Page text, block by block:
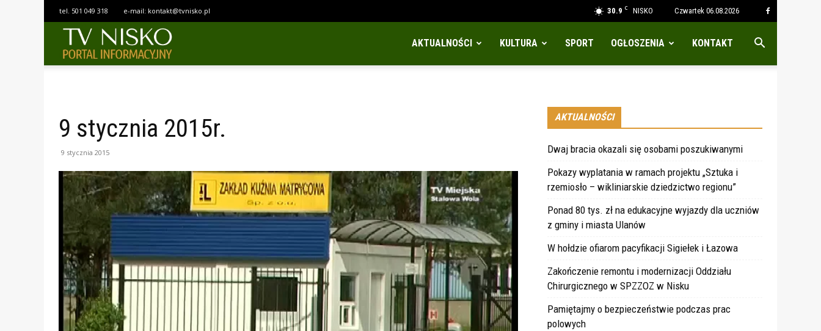
30.9 C NISKO Czwartek 06.08.2026
tel. 501 049 318 e-mail: kontakt@tvnisko.pl
AKTUALNOŚCI KULTURA SPORT OGŁOSZENIA KONTAKT
9 stycznia 2015r.
9 stycznia 2015
AKTUALNOŚCI
Dwaj bracia okazali się osobami poszukiwanymi
Pokazy wyplatania w ramach projektu „Sztuka i
rzemiosło – wikliniarskie dziedzictwo regionu”
Ponad 80 tys. zł na edukacyjne wyjazdy dla uczniów
z gminy i miasta Ulanów
W hołdzie ofiarom pacyfikacji Sigiełek i Łazowa
Zakończenie remontu i modernizacji Oddziału
Chirurgicznego w SPZZOZ w Nisku
Pamiętajmy o bezpieczeństwie podczas prac
polowych